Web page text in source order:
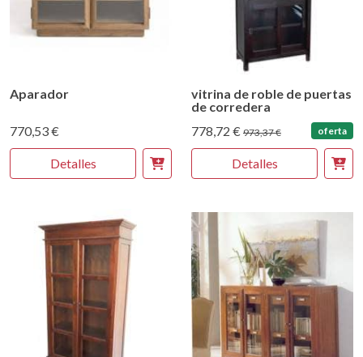
Aparador
770,53 €
Detalles
vitrina de roble de puertas
de corredera
778,72 € 973,37 € oferta
Detalles